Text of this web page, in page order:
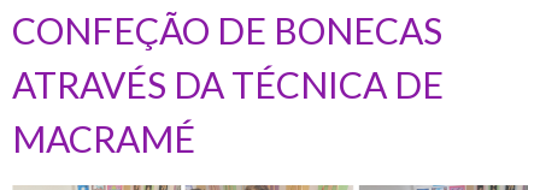
CONFEÇÃO DE BONECAS
ATRAVÉS DA TÉCNICA DE
MACRAMÉ